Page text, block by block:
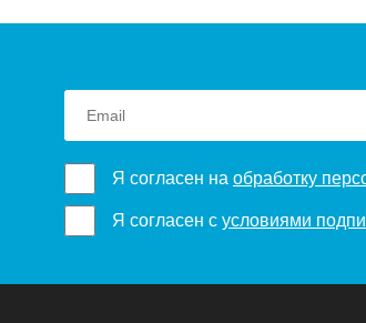
Я согласен на обработку
Я согласен с условиями